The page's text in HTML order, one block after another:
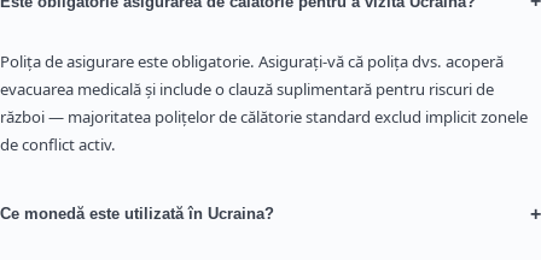
Polița de asigurare este obligatorie. Asigurați-vă că polița dvs. acoperă
evacuarea medicală și include o clauză suplimentară pentru riscuri de
război — majoritatea polițelor de călătorie standard exclud implicit zonele
de conflict activ.
Ce monedă este utilizată în Ucraina? +